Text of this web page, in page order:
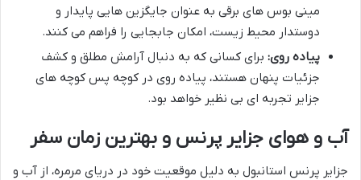
مینی بوس های برقی به عنوان جایگزین هایی پایدار و
دوستدار محیط زیست، امکان جابجایی را فراهم می کنند.
پیاده روی: برای کسانی که به دنبال آرامش مطلق و کشف
جزئیات پنهان هستند، پیاده روی در کوچه پس کوچه های
جزایر تجربه ای بی نظیر خواهد بود.
آب و هوای جزایر پرنس و بهترین زمان سفر
جزایر پرنس استانبول به دلیل موقعیت خود در دریای مرمره، از آب و